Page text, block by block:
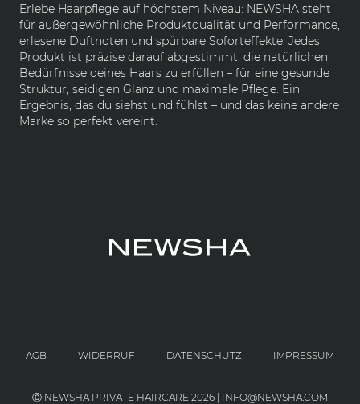
Erlebe Haarpflege auf höchstem Niveau: NEWSHA steht
für außergewöhnliche Produktqualität und Performance,
erlesene Duftnoten und spürbare Soforteffekte. Jedes
Produkt ist präzise darauf abgestimmt, die natürlichen
Bedürfnisse deines Haars zu erfüllen – für eine gesunde
Struktur, seidigen Glanz und maximale Pflege. Ein
Ergebnis, das du siehst und fühlst – und das keine andere
Marke so perfekt vereint.
Ⓒ NEWSHA PRIVATE HAIRCARE 2026 | INFO@NEWSHA.COM
AGB WIDERRUF DATENSCHUTZ IMPRESSUM